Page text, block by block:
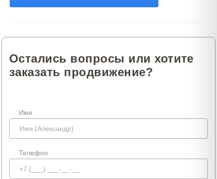
Остались вопросы или хотите
заказать продвижение?
Имя
Телефон